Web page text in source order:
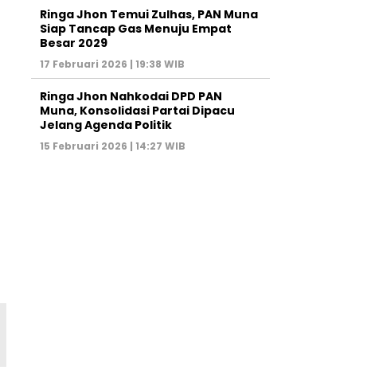
Ringa Jhon Temui Zulhas, PAN Muna
Siap Tancap Gas Menuju Empat
Besar 2029
17 Februari 2026 | 19:38 WIB
Ringa Jhon Nahkodai DPD PAN
Muna, Konsolidasi Partai Dipacu
Jelang Agenda Politik
15 Februari 2026 | 14:27 WIB